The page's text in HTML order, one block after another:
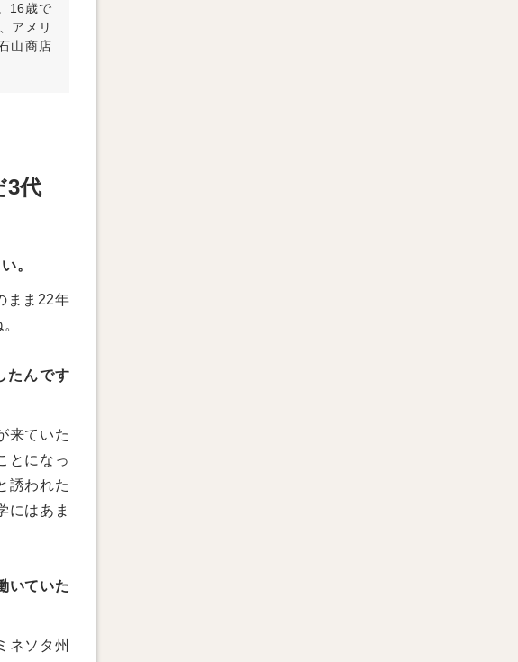
16歳で
アメリ
山商店
3代
。
まま22年
たんです
来ていた
とになっ
誘われた
にはあま
いていた
ネソタ州